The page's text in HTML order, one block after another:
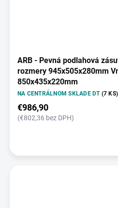
ARB - Pevná podlahová
rozmery 945x505x280mm
850x435x220mm
NA CENTRÁLNOM SKLADE DT (7 KS)
€986,90
(€802,36 bez DPH)